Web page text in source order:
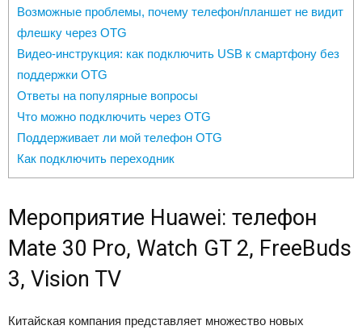
Возможные проблемы, почему телефон/планшет не видит
флешку через OTG
Видео-инструкция: как подключить USB к смартфону без
поддержки OTG
Ответы на популярные вопросы
Что можно подключить через OTG
Поддерживает ли мой телефон OTG
Как подключить переходник
Мероприятие Huawei: телефон
Mate 30 Pro, Watch GT 2, FreeBuds
3, Vision TV
Китайская компания представляет множество новых